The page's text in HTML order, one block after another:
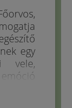
egy
vele,